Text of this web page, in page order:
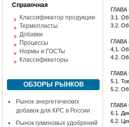
Справочная
Классификатор продукции
Термопласты
Добавки
Процессы
Нормы и ГОСТы
Классификаторы
ОБЗОРЫ РЫНКОВ
Рынок энергетических
добавок для КРС в России
Рынок гуминовых удобрений
3.1.
3.2.
4.1.
4.2.
5.1.
5.2.
ГЛАВА
6.1.
6.2.